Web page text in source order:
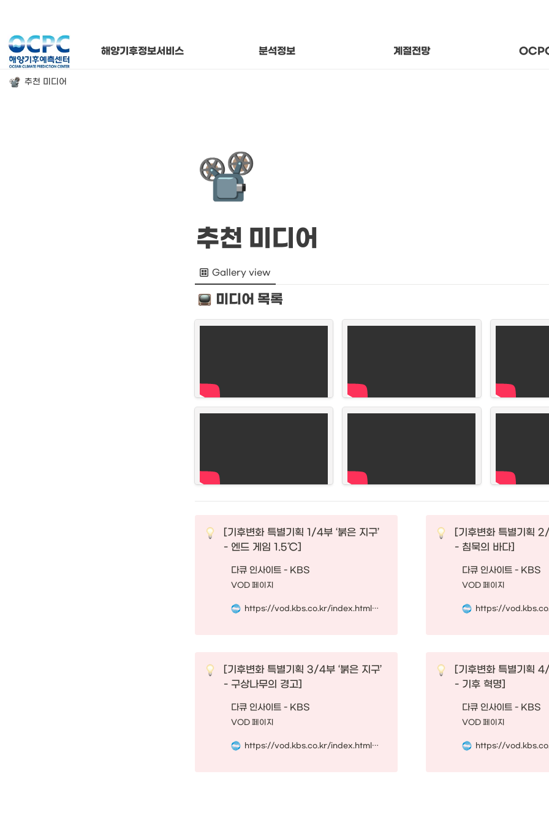
해양기후정보서비스 분석정보 계절전망
추천 미디어
월별 해양기후 분석자료 About
📽️
추천 미디어
Gallery view
미디어 목록
[기후변화 특별기획 1/4부 ‘붉은 지구’
- 엔드 게임 1.5℃]
다큐 인사이트 - KBS
VOD 페이지
https://vod.kbs.co.kr/index.html?source=episode&sname=vod&stype=vod&program_code=T2019-0296&program_id=PS-2021001073-01-000&broadcast_complete_yn=N&local_station_code=00&section_code=05&section_sub_code=08
[기후변화 특별기획
- 침묵의 바다]
다큐 인사이트 - KBS
VOD 페이지
[기후변화 특별기획 3/4부 ‘붉은 지구’
- 구상나무의 경고]
다큐 인사이트 - KBS
VOD 페이지
https://vod.kbs.co.kr/index.html?source=episode&sname=vod&stype=vod&program_code=T2019-0296&program_id=PS-2021095107-01-000&broadcast_complete_yn=N&local_station_code=00&section_code=05&section_sub_code=08
[기후변화 특별기획
- 기후 혁명]
다큐 인사이트 - KBS
VOD 페이지